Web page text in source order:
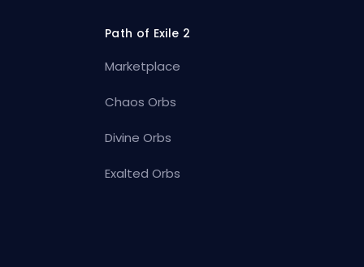
Path of Exile 2
Marketplace
Chaos Orbs
Divine Orbs
Exalted Orbs